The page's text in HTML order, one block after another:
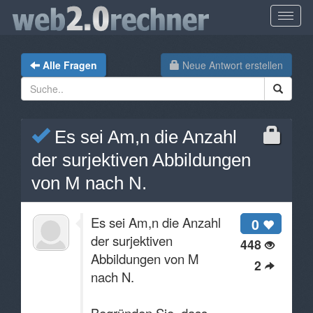
Neue Antwort erstellen
Alle Fragen
Es sei Am,n die Anzahl
der surjektiven Abbildungen
von M nach N.
0
448
2
Es sei Am,n die Anzahl
der surjektiven
Abbildungen von M
nach N.